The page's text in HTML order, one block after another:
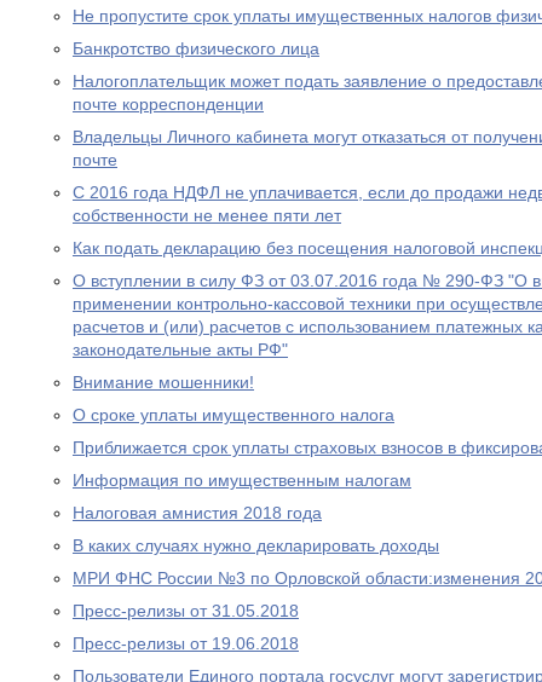
Не пропустите срок уплаты имущественных налогов
Банкротство физического лица
Налогоплательщик может подать заявление о
почте корреспонденции
Владельцы Личного кабинета могут отказаться от
почте
С 2016 года НДФЛ не уплачивается, если до продажи
собственности не менее пяти лет
Как подать декларацию без посещения налоговой
О вступлении в силу ФЗ от 03.07.2016 года № 290-ФЗ "О
применении контрольно-кассовой техники при
расчетов и (или) расчетов с использованием платежных
законодательные акты РФ"
Внимание мошенники!
О сроке уплаты имущественного налога
Приближается срок уплаты страховых взносов в
Информация по имущественным налогам
Налоговая амнистия 2018 года
В каких случаях нужно декларировать доходы
МРИ ФНС России №3 по Орловской области:изменения
Пресс-релизы от 31.05.2018
Пресс-релизы от 19.06.2018
Пользователи Единого портала госуслуг могут